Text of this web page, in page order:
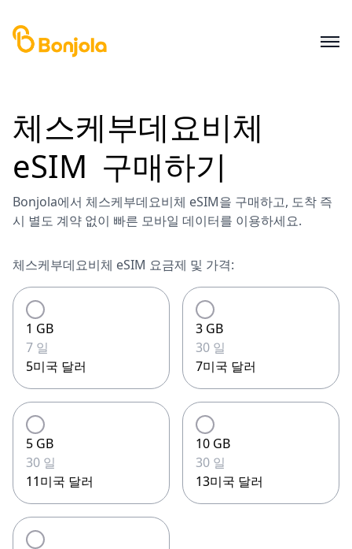
체스케부데요비체
eSIM 구매하기
Bonjola에서 체스케부데요비체 eSIM을 구매하고, 도착 즉
시 별도 계약 없이 빠른 모바일 데이터를 이용하세요.
체스케부데요비체 eSIM 요금제 및 가격:
1 GB
7 일
5미국 달러
3 GB
30 일
7미국 달러
5 GB
30 일
11미국 달러
10 GB
30 일
13미국 달러